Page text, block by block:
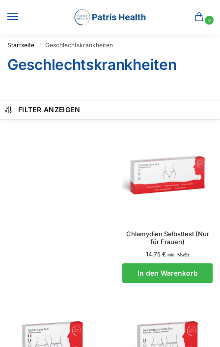
0
Startseite / Geschlechtskrankheiten
Geschlechtskrankheiten
FILTER ANZEIGEN
Chlamydien Selbsttest (Nur
für Frauen)
14,75 € inkl. MwSt
In den Warenkorb